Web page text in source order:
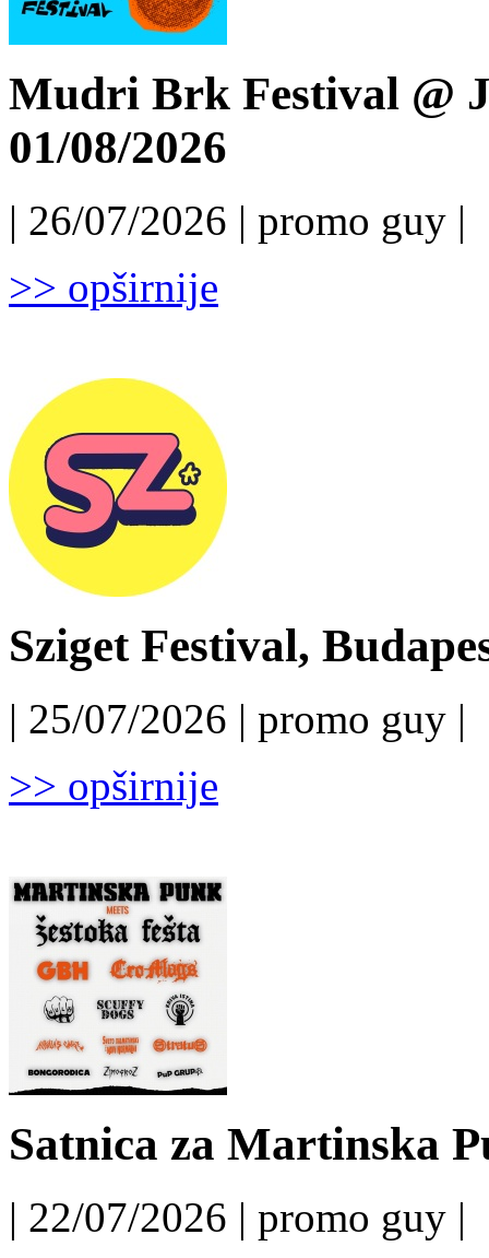
Mudri Brk Festival @
01/08/2026
| 26/07/2026 | promo guy |
>> opširnije
Sziget Festival,
| 25/07/2026 | promo guy |
>> opširnije
Satnica za Martinska
| 22/07/2026 | promo guy |